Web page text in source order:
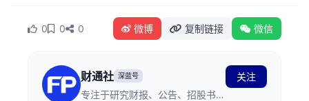
0 0 0 微博 复制链接 微信
财通社 深蓝号
专注于研究财报、公告、招股书。
关注